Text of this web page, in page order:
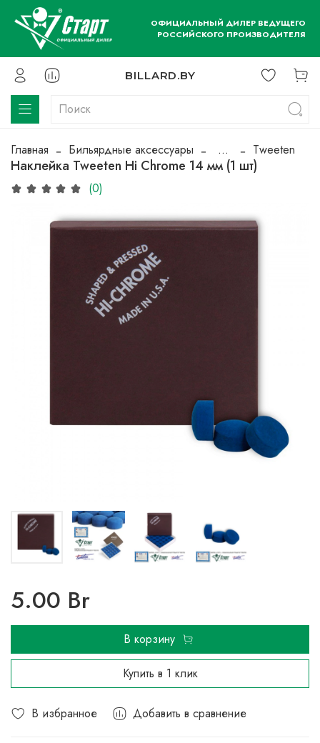
ОФИЦИАЛЬНЫЙ ДИЛЕР ВЕДУЩЕГО
РОССИЙСКОГО ПРОИЗВОДИТЕЛЯ
BILLARD.BY
Главная Бильярдные аксессуары ... Tweeten
Наклейка Tweeten Hi Chrome 14 мм (1 шт)
(0)
В избранное Добавить в сравнение
5.00 Br
В корзину
Купить в 1 клик